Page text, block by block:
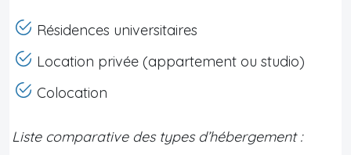
Résidences universitaires
Location privée (appartement ou studio)
Colocation
Liste comparative des types d’hébergement :